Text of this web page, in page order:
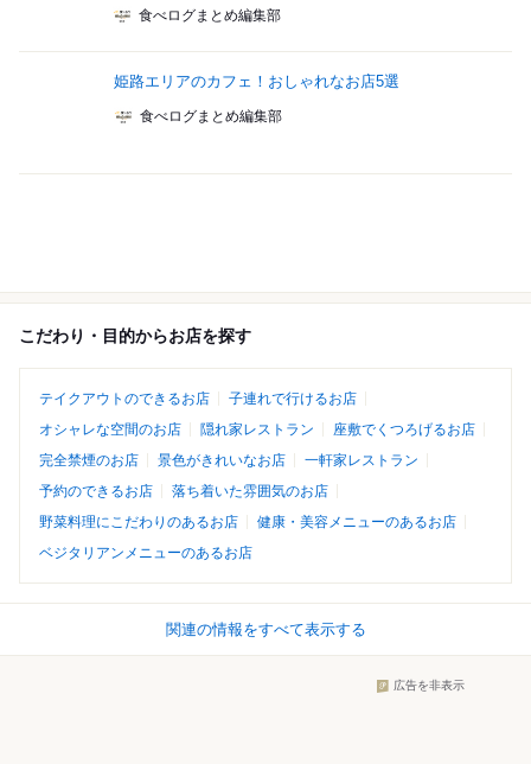
食べログまとめ編集部
姫路エリアのカフェ！おしゃれなお店5選
食べログまとめ編集部
こだわり・目的からお店を探す
テイクアウトのできるお店
子連れで行けるお店
オシャレな空間のお店
隠れ家レストラン
座敷でくつろげるお店
完全禁煙のお店
景色がきれいなお店
一軒家レストラン
予約のできるお店
落ち着いた雰囲気のお店
野菜料理にこだわりのあるお店
健康・美容メニューのあるお店
ベジタリアンメニューのあるお店
関連の情報をすべて表示する
広告を非表示